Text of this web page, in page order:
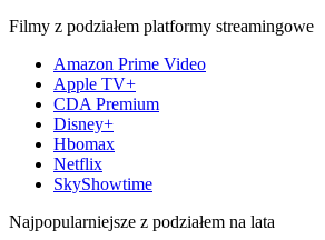
Filmy z podziałem platformy streamingowe
Amazon Prime Video
Apple TV+
CDA Premium
Disney+
Hbomax
Netflix
SkyShowtime
Najpopularniejsze z podziałem na lata